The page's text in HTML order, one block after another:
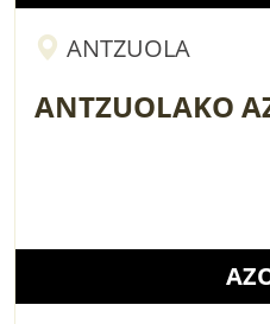
ANTZUOLA
ANTZUOLAKO